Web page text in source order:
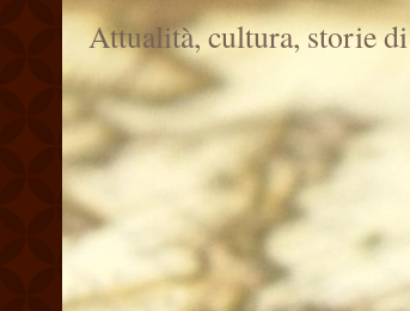
Attualità, cultura, storie